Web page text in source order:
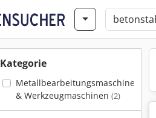
Kategorie
Metallbearbeitungsmaschinen
& Werkzeugmaschinen (2)